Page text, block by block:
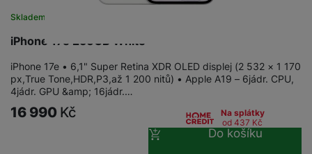
iPhone 17e 256GB White
Skladem
iPhone 17e • 6,1" Super Retina XDR OLED displej (2 532 × 1 170
px,True Tone,HDR,P3,až 1 200 nitů) • Apple A19 – 6jádr. CPU,
4jádr. GPU &amp; 16jádr.…
16 990 Kč
Na splátky
od 437 Kč
Do košíku